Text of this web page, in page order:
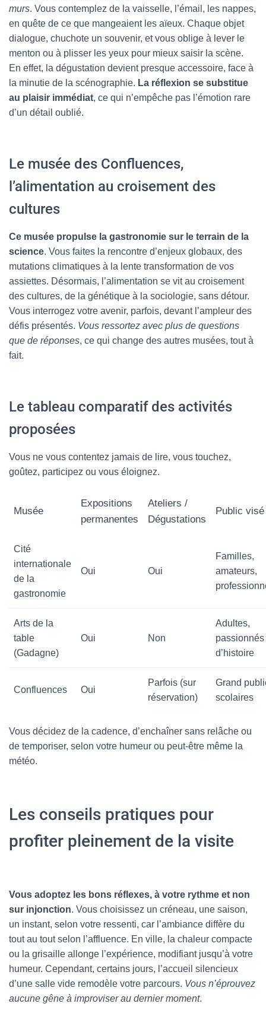
murs. Vous contemplez de la vaisselle, l’émail, les nappes,
en quête de ce que mangeaient les aïeux. Chaque objet
dialogue, chuchote un souvenir, et vous oblige à lever le
menton ou à plisser les yeux pour mieux saisir la scène.
En effet, la dégustation devient presque accessoire, face à
la minutie de la scénographie. La réflexion se substitue
au plaisir immédiat, ce qui n’empêche pas l’émotion rare
d’un détail oublié.
Le musée des Confluences,
l’alimentation au croisement des
cultures
Ce musée propulse la gastronomie sur le terrain de la
science. Vous faites la rencontre d’enjeux globaux, des
mutations climatiques à la lente transformation de vos
assiettes. Désormais, l’alimentation se vit au croisement
des cultures, de la génétique à la sociologie, sans détour.
Vous interrogez votre avenir, parfois, devant l’ampleur des
défis présentés. Vous ressortez avec plus de questions
que de réponses, ce qui change des autres musées, tout à
fait.
Le tableau comparatif des activités
proposées
Vous ne vous contentez jamais de lire, vous touchez,
goûtez, participez ou vous éloignez.
Musée
Expositions
permanentes
Ateliers /
Dégustations
Public visé
Cité
internationale
de la
gastronomie
Oui Oui
Familles,
amateurs,
Arts de la
table
(Gadagne)
Oui Non
Adultes,
passionnés
d’histoire
Confluences Oui
Parfois (sur
réservation)
Grand
scolaires
Vous décidez de la cadence, d’enchaîner sans relâche ou
de temporiser, selon votre humeur ou peut-être même la
météo.
Les conseils pratiques pour
profiter pleinement de la visite
Vous adoptez les bons réflexes, à votre rythme et non
sur injonction. Vous choisissez un créneau, une saison,
un instant, selon votre ressenti, car l’ambiance diffère du
tout au tout selon l’affluence. En ville, la chaleur compacte
ou la grisaille allonge l’expérience, modifiant jusqu’à votre
humeur. Cependant, certains jours, l’accueil silencieux
d’une salle vide remodèle votre parcours. Vous n’éprouvez
aucune gêne à improviser au dernier moment.